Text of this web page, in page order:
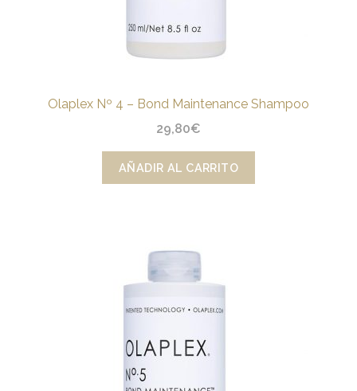
Olaplex Nº 4 – Bond Maintenance Shampoo
29,80€
AÑADIR AL CARRITO